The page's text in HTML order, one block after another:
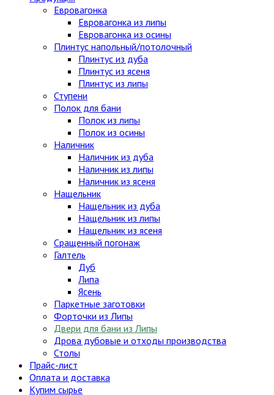
Евровагонка
Евровагонка из липы
Евровагонка из осины
Плинтус напольный/потолочный
Плинтус из дуба
Плинтус из ясеня
Плинтус из липы
Ступени
Полок для бани
Полок из липы
Полок из осины
Наличник
Наличник из дуба
Наличник из липы
Наличник из ясеня
Нащельник
Нащельник из дуба
Нащельник из липы
Нащельник из ясеня
Сращенный погонаж
Галтель
Дуб
Липа
Ясень
Паркетные заготовки
Форточки из Липы
Двери для бани из Липы
Дрова дубовые и отходы производства
Столы
Прайс-лист
Оплата и доставка
Купим сырье